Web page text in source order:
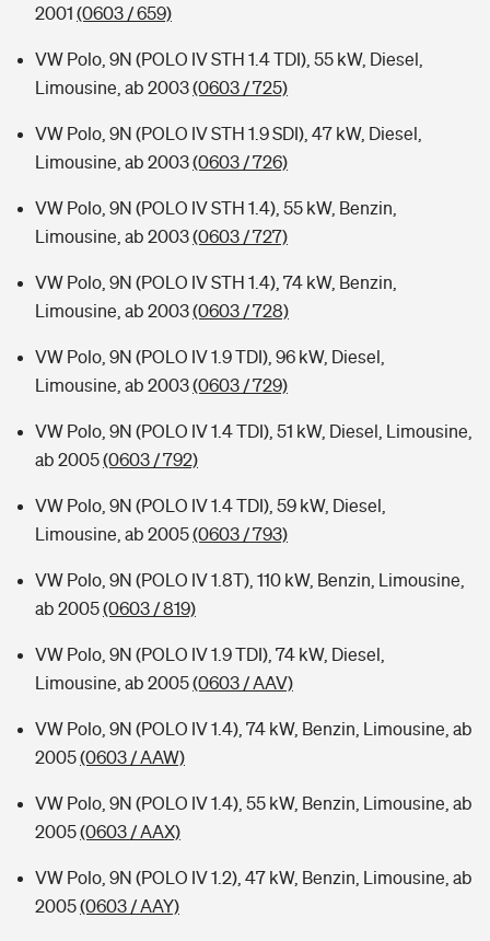
2001 (0603 / 659)
VW Polo, 9N (POLO IV STH 1.4 TDI), 55 kW, Diesel,
Limousine, ab 2003(0603 / 725)
VW Polo, 9N (POLO IV STH 1.9 SDI), 47 kW, Diesel,
Limousine, ab 2003(0603 / 726)
VW Polo, 9N (POLO IV STH 1.4), 55 kW, Benzin,
Limousine, ab 2003(0603 / 727)
VW Polo, 9N (POLO IV STH 1.4), 74 kW, Benzin,
Limousine, ab 2003(0603 / 728)
VW Polo, 9N (POLO IV 1.9 TDI), 96 kW, Diesel,
Limousine, ab 2003(0603 / 729)
VW Polo, 9N (POLO IV 1.4 TDI), 51 kW, Diesel, Limousine,
ab 2005(0603 / 792)
VW Polo, 9N (POLO IV 1.4 TDI), 59 kW, Diesel,
Limousine, ab 2005(0603 / 793)
VW Polo, 9N (POLO IV 1.8T), 110 kW, Benzin, Limousine,
ab 2005(0603 / 819)
VW Polo, 9N (POLO IV 1.9 TDI), 74 kW, Diesel,
Limousine, ab 2005(0603 / AAV)
VW Polo, 9N (POLO IV 1.4), 74 kW, Benzin, Limousine, ab
2005(0603 / AAW)
VW Polo, 9N (POLO IV 1.4), 55 kW, Benzin, Limousine, ab
2005(0603 / AAX)
VW Polo, 9N (POLO IV 1.2), 47 kW, Benzin, Limousine, ab
2005(0603 / AAY)